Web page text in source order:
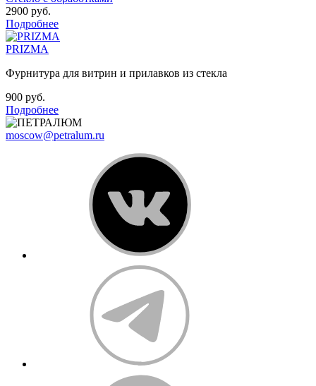
2900 руб.
Подробнее
PRIZMA
Фурнитура для витрин и прилавков из стекла
900 руб.
Подробнее
moscow@petralum.ru